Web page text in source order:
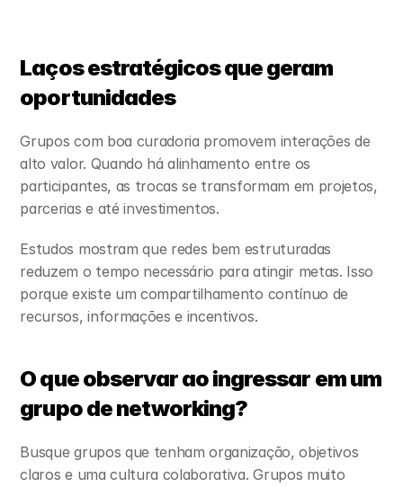
Laços estratégicos que geram
oportunidades
Grupos com boa curadoria promovem interações de
alto valor. Quando há alinhamento entre os
participantes, as trocas se transformam em projetos,
parcerias e até investimentos.
Estudos mostram que redes bem estruturadas
reduzem o tempo necessário para atingir metas. Isso
porque existe um compartilhamento contínuo de
recursos, informações e incentivos.
O que observar ao ingressar em um
grupo de networking?
Busque grupos que tenham organização, objetivos
claros e uma cultura colaborativa. Grupos muito